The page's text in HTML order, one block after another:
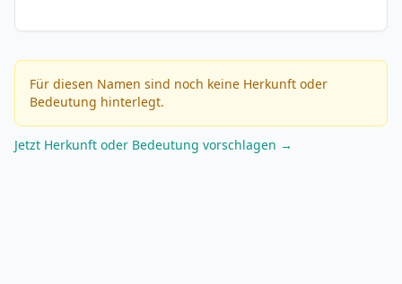
Für diesen Namen sind noch keine Herkunft oder
Bedeutung hinterlegt.
Jetzt Herkunft oder Bedeutung vorschlagen →